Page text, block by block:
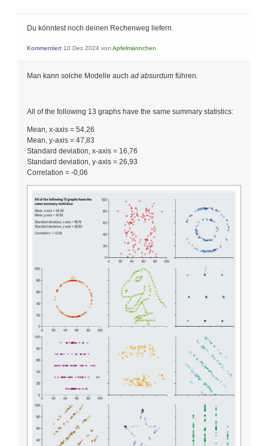
Du könntest noch deinen Rechenweg liefern.
Kommentiert 10 Dez 2024 von Apfelmännchen
Man kann solche Modelle auch ad absurdum führen.
All of the following 13 graphs have the same summary statistics:
Mean, x-axis = 54,26
Mean, y-axis = 47,83
Standard deviation, x-axis = 16,76
Standard deviation, y-axis = 26,93
Correlation = -0,06